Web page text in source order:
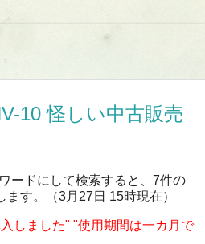
10 怪しい中古販売
ードにして検索すると、7件の
す。（3月27日 15時現在）
しました" "使用期間は一カ月で